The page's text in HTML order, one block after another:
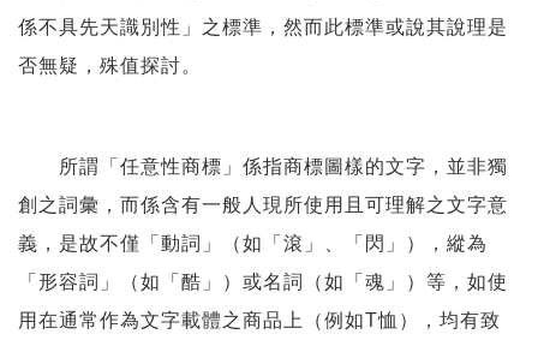
係不具先天識別性」之標準，然而此標準或說其說理是
否無疑，殊值探討。
所謂「任意性商標」係指商標圖樣的文字，並非獨
創之詞彙，而係含有一般人現所使用且可理解之文字意
義，是故不僅「動詞」（如「滾」、「閃」），縱為
「形容詞」（如「酷」）或名詞（如「魂」）等，如使
用在通常作為文字載體之商品上（例如T恤），均有致